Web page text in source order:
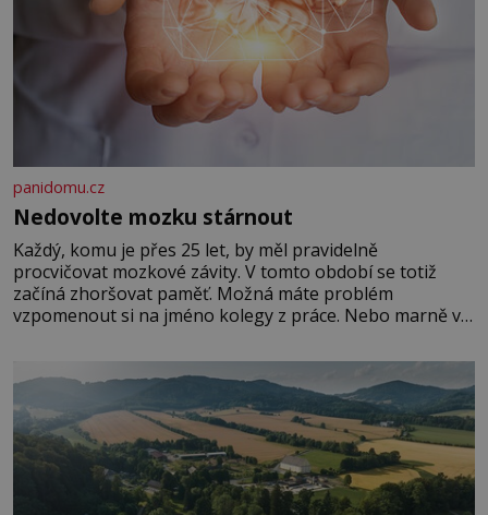
panidomu.cz
Nedovolte mozku stárnout
Každý, komu je přes 25 let, by měl pravidelně
procvičovat mozkové závity. V tomto období se totiž
začíná zhoršovat paměť. Možná máte problém
vzpomenout si na jméno kolegy z práce. Nebo marně v
Je to opravdu tak, s věkem jako kdyby se paměť
rozhodla stávkovat. Cvičte